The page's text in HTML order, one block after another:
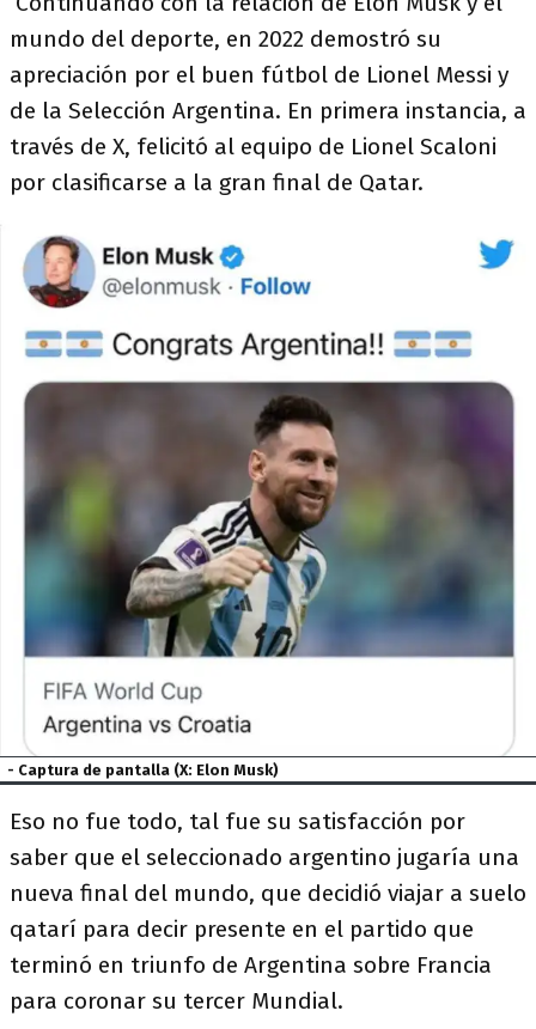
mundo del deporte, en 2022 demostró su
apreciación por el buen fútbol de Lionel Messi y
de la Selección Argentina. En primera instancia, a
través de X, felicitó al equipo de Lionel Scaloni
por clasificarse a la gran final de Qatar.
- Captura de pantalla (X: Elon Musk)
Eso no fue todo, tal fue su satisfacción por
saber que el seleccionado argentino jugaría una
nueva final del mundo, que decidió viajar a suelo
qatarí para decir presente en el partido que
terminó en triunfo de Argentina sobre Francia
para coronar su tercer Mundial.